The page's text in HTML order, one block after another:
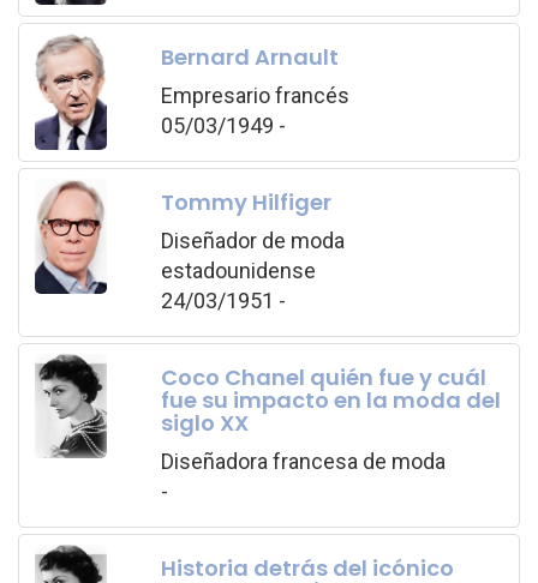
Bernard Arnault
Empresario francés
05/03/1949 -
Tommy Hilfiger
Diseñador de moda
estadounidense
24/03/1951 -
Coco Chanel quién fue y cuál
fue su impacto en la moda del
siglo XX
Diseñadora francesa de moda
-
Historia detrás del icónico